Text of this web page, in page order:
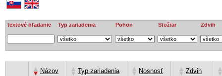
textové hľadanie Typ zariadenia Pohon Stožiar Zdvih